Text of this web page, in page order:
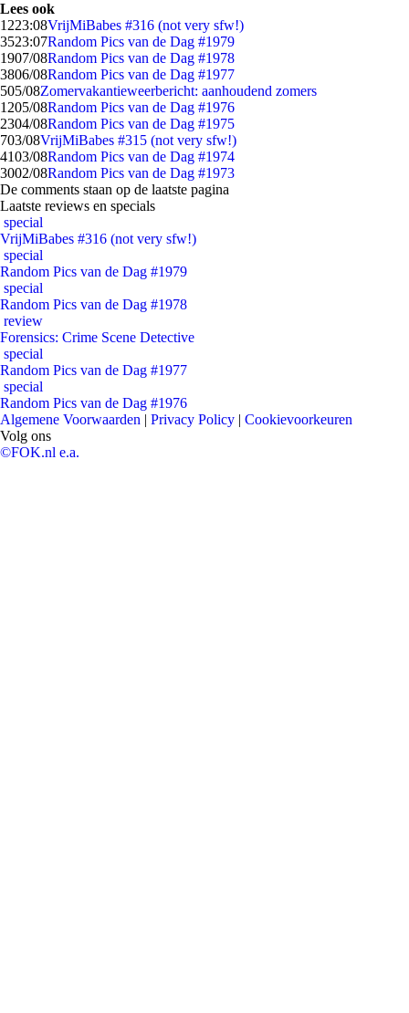
Lees ook
1223:08VrijMiBabes #316 (not very sfw!)
3523:07Random Pics van de Dag #1979
1907/08Random Pics van de Dag #1978
3806/08Random Pics van de Dag #1977
505/08Zomervakantieweerbericht: aanhoudend zomers
1205/08Random Pics van de Dag #1976
2304/08Random Pics van de Dag #1975
703/08VrijMiBabes #315 (not very sfw!)
4103/08Random Pics van de Dag #1974
3002/08Random Pics van de Dag #1973
De comments staan op de laatste pagina
Laatste reviews en specials
special
VrijMiBabes #316 (not very sfw!)
special
Random Pics van de Dag #1979
special
Random Pics van de Dag #1978
review
Forensics: Crime Scene Detective
special
Random Pics van de Dag #1977
special
Random Pics van de Dag #1976
Algemene Voorwaarden | Privacy Policy | Cookievoorkeuren
Volg ons
©FOK.nl e.a.